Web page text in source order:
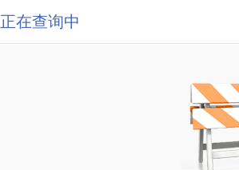
正在查询中